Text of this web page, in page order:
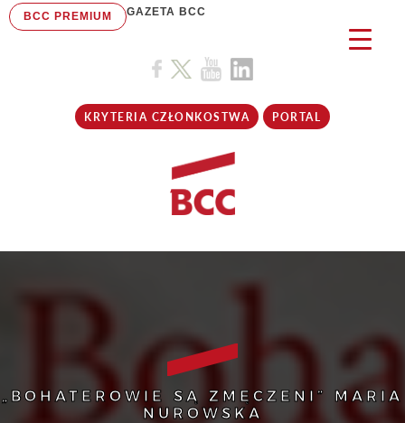
BCC PREMIUM GAZETA BCC
KRYTERIA CZŁONKOSTWA PORTAL
„BOHATEROWIE SĄ ZMĘCZENI” MARIA
NUROWSKA